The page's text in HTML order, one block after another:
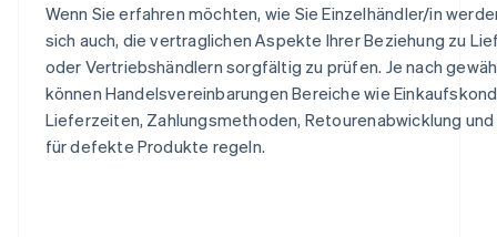
Wenn Sie erfahren möchten, wie Sie Einzelhändler/in
sich auch, die vertraglichen Aspekte Ihrer Beziehung zu
oder Vertriebshändlern sorgfältig zu prüfen. Je nach
können Handelsvereinbarungen Bereiche wie
Lieferzeiten, Zahlungsmethoden, Retourenabwicklung
für defekte Produkte regeln.